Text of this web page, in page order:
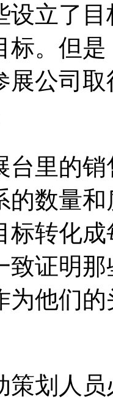
设立了
标。但
展公司
台里的
的数量
标转化
致证明
为他们
策划人